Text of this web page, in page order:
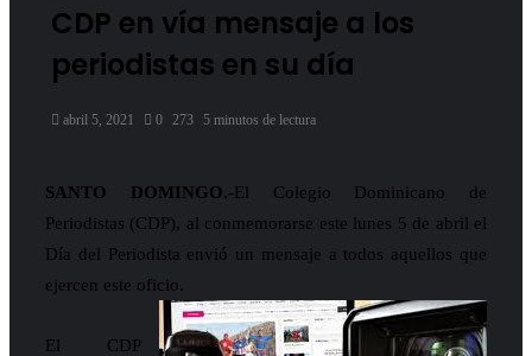
CDP en vía mensaje a los
periodistas en su día
abril 5, 2021 0 273 5 minutos de lectura
SANTO DOMINGO.-El Colegio Dominicano de
Periodistas (CDP), al conmemorarse este lunes 5 de abril el
Día del Periodista envió un mensaje a todos aquellos que
ejercen este oficio.
El CDP